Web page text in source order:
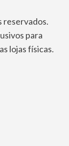
reservados.
para
lojas físicas.